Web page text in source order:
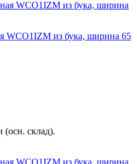
WCO1IZM из бука, ширина 65
(осн. склад).